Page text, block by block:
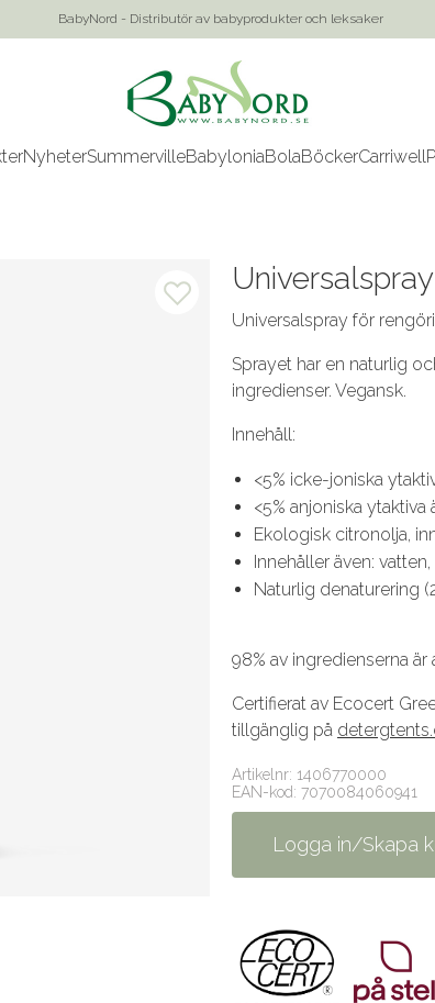
BabyNord - Distributör av babyprodukter och leksaker
NyheterSummervilleBabyloniaBolaBöckerCarriwell
Universalspray
Universalspray för
Sprayet har en naturlig
ingredienser. Vegansk.
Innehåll:
<5% icke-joniska
<5% anjoniska ytaktiva
Ekologisk citronolja,
Innehåller även:
Naturlig denaturering
98% av ingredienserna
Certifierat av Ecocert
tillgänglig på
Artikelnr: 1406770000
EAN-kod: 7070084060941
Logga in/Skapa